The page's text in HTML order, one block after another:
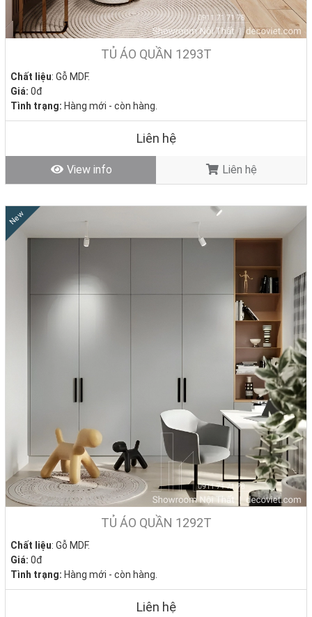
TỦ ÁO QUẦN 1293T
Chất liệu: Gỗ MDF.
Giá: 0đ
Tình trạng: Hàng mới - còn hàng.
Liên hệ
View info Liên hệ
New
TỦ ÁO QUẦN 1292T
Chất liệu: Gỗ MDF.
Giá: 0đ
Tình trạng: Hàng mới - còn hàng.
Liên hệ